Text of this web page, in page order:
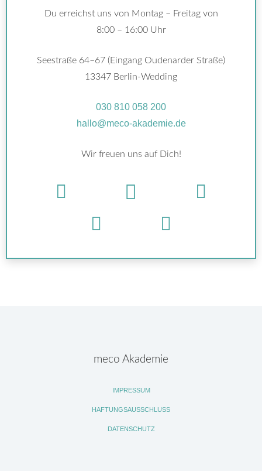
Du erreichst uns von Montag – Freitag von
8:00 – 16:00 Uhr
Seestraße 64–67 (Eingang Oudenarder Straße)
13347 Berlin-Wedding
030 810 058 200
hallo@meco-akademie.de
Wir freuen uns auf Dich!
meco Akademie
IMPRESSUM
HAFTUNGSAUSSCHLUSS
DATENSCHUTZ